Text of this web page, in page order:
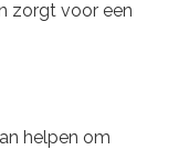
zorgt voor een
helpen om